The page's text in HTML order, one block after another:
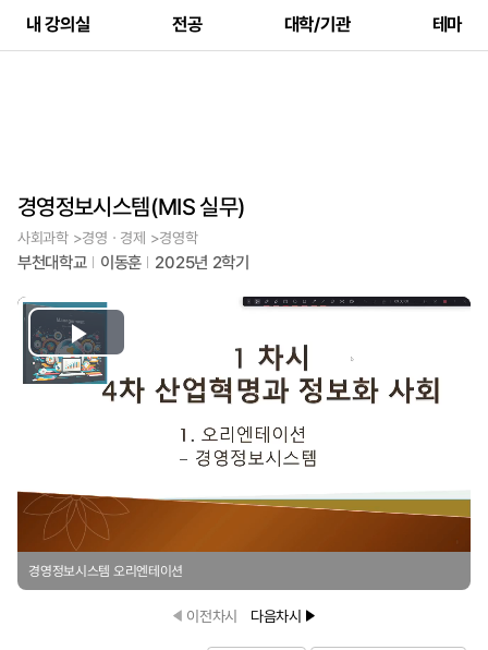
내 강의실 전공 대학/기관 테마
경영정보시스템(MIS 실무)
사회과학 >경영ㆍ경제 >경영학
부천대학교 이동훈 2025년 2학기
Play
Video
경영정보시스템 오리엔테이션
이전차시 다음차시